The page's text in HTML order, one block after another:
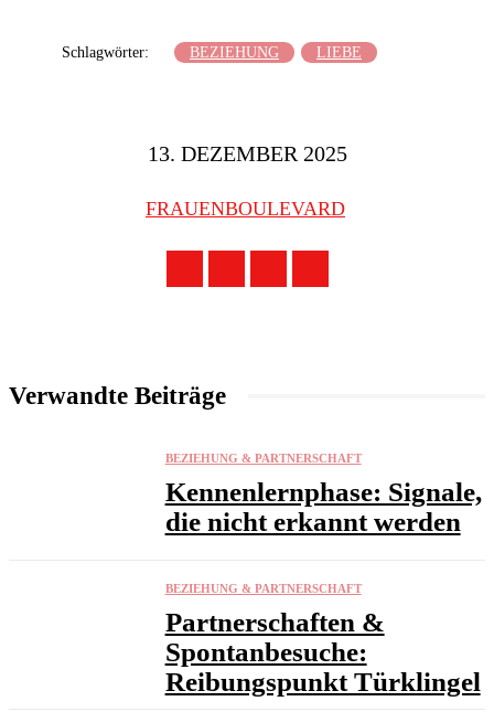
Schlagwörter: BEZIEHUNG LIEBE
13. DEZEMBER 2025
FRAUENBOULEVARD
Verwandte Beiträge
BEZIEHUNG & PARTNERSCHAFT
Kennenlernphase: Signale,
die nicht erkannt werden
BEZIEHUNG & PARTNERSCHAFT
Partnerschaften &
Spontanbesuche:
Reibungspunkt Türklingel